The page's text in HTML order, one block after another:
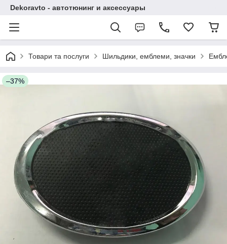
Dekoravto - автотюнинг и аксессуары
Товари та послуги Шильдики, емблеми, значки
–37%